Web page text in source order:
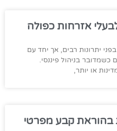
אזרחות כפולה
יתרונות רבים, אך יחד עם
כשמדובר בניהול פיננסי.
או יותר,
בהוראת קבע מפרטי